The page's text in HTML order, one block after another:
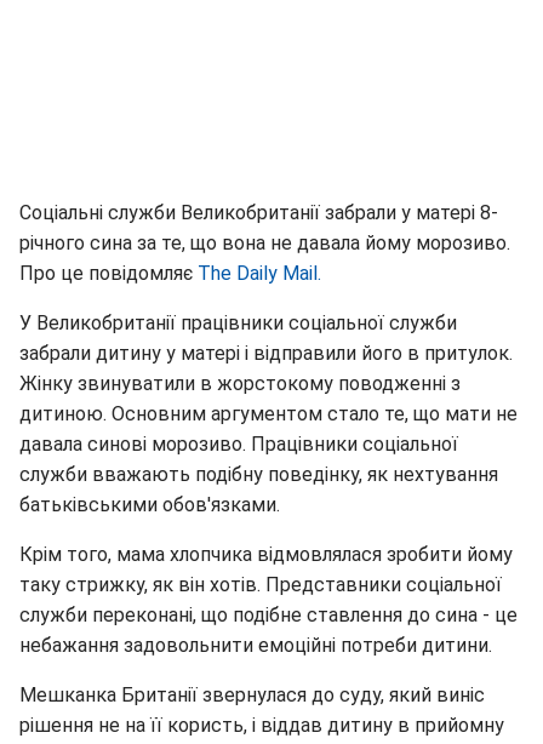
Соціальні служби Великобританії забрали у матері 8-
річного сина за те, що вона не давала йому морозиво.
Про це повідомляє The Daily Mail.
У Великобританії працівники соціальної служби
забрали дитину у матері і відправили його в притулок.
Жінку звинуватили в жорстокому поводженні з
дитиною. Основним аргументом стало те, що мати не
давала синові морозиво. Працівники соціальної
служби вважають подібну поведінку, як нехтування
батьківськими обов'язками.
Крім того, мама хлопчика відмовлялася зробити йому
таку стрижку, як він хотів. Представники соціальної
служби переконані, що подібне ставлення до сина - це
небажання задовольнити емоційні потреби дитини.
Мешканка Британії звернулася до суду, який виніс
рішення не на її користь, і віддав дитину в прийомну